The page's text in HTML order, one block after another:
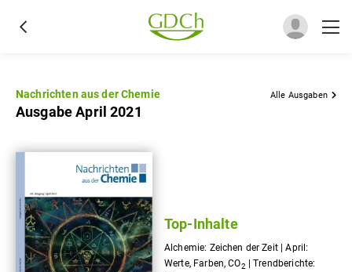
Nachrichten aus der Chemie Alle Ausgaben
Ausgabe April 2021
Top-Inhalte
Alchemie: Zeichen der Zeit | April:
Werte, Farben, CO2
| Trendberichte: